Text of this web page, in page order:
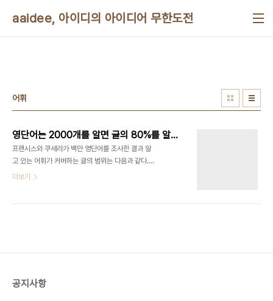
aaidee, 아이디의 아이디어 무한도전
어휘
영단어는 2000개를 알면 글의 80%를 알 수 있다
프랜시스와 쿠세라가 백만 영단어를 조사한 결과 알
고 있는 어휘가 커버하는 글의 범위는 다음과 같다.
어휘(단어수) 커버하는 글의 범위(%) 1000 72.0
의 비밀' 편을 했다는데 동명의 책을 보니 기억술에
더보기
공지사항